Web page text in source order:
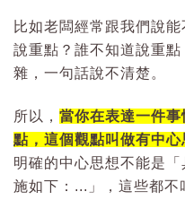
比如老闆經常跟我們說
說重點？誰不知道說重
雜，一句話說不清楚。
所以， 當你在表達一件
點，這個觀點叫做有中心
明確的中心思想不能是
施如下：...」，這些都不